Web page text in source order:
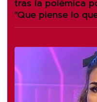
"Que piense lo